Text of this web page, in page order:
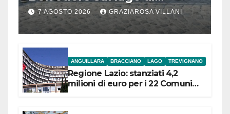
Bracciano: ieri
l’inaugurazione
7 AGOSTO 2026 GRAZIAROSA VILLANI
ANGUILLARA BRACCIANO LAGO TREVIGNANO
Regione Lazio: stanziati 4,2
milioni di euro per i 22 Comuni